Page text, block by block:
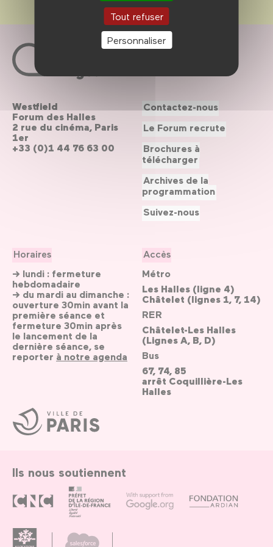
Tout refuser
Personnaliser
Ville
de
Paris
Westfield
Forum des Halles
2 rue du cinéma, Paris
1er
+33 (0)1 44 76 63 00
Horaires
→ lundi : fermeture
hebdomadaire
→ du mardi au dimanche :
ouverture 30min avant la
première séance et
fermeture 30min après
le lancement de la
dernière séance, se
reporter à notre agenda
Accès
Métro
Les Halles (ligne 4)
Châtelet (lignes 1, 7, 14)
RER
Châtelet-Les Halles
(Lignes A, B, D)
Bus
67, 74, 85
arrêt Coquillière-Les
Halles
Contactez-nous
Le Forum recrute
Brochures à
télécharger
Archives de la
programmation
Suivez-nous
Ils nous soutiennent